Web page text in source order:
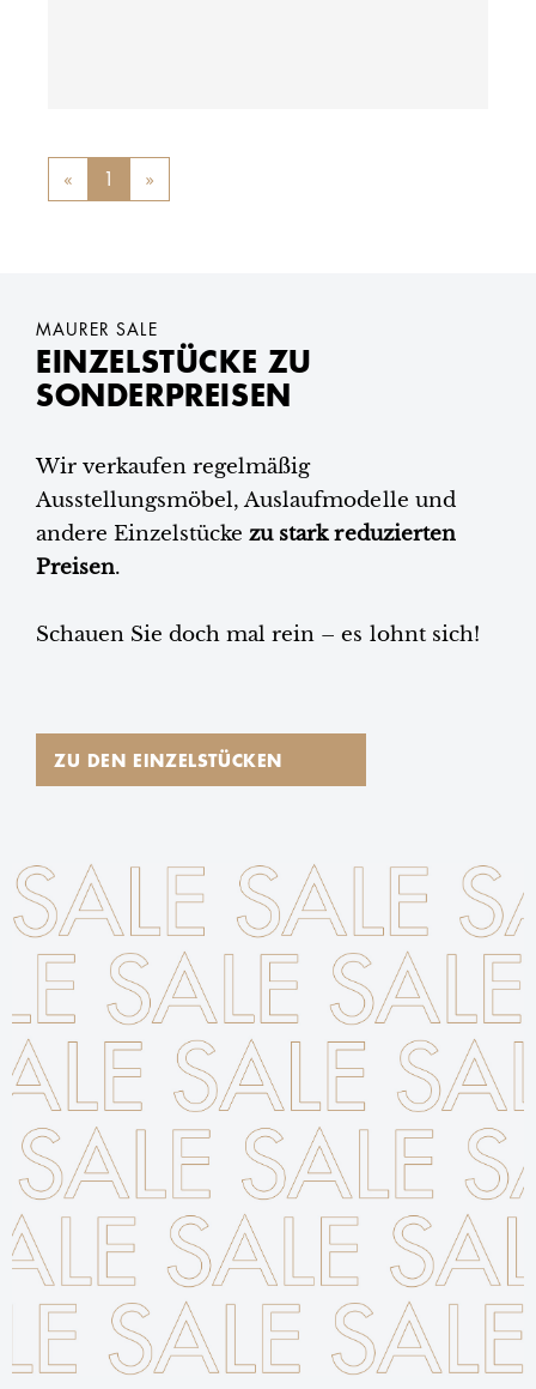
« Previous
1 »
MAURER SALE
EINZELSTÜCKE ZU
SONDERPREISEN
Wir verkaufen regelmäßig
Ausstellungsmöbel, Auslaufmodelle und
andere Einzelstücke zu stark reduzierten
Preisen.
Schauen Sie doch mal rein – es lohnt sich!
ZU DEN EINZELSTÜCKEN